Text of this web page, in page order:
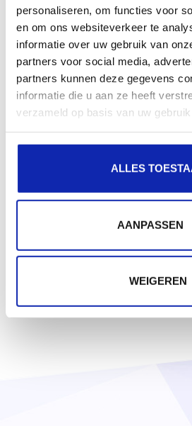
personaliseren, om functies voor
en om ons websiteverkeer te
informatie over uw gebruik van
partners voor social media,
partners kunnen deze gegevens
informatie die u aan ze heeft
verzameld op basis van uw
ALLES
AANPASSEN
WEIGEREN